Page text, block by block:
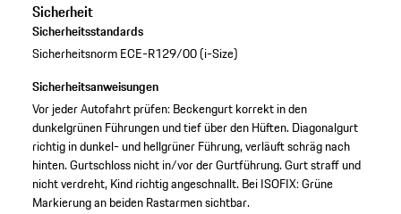
Sicherheit
Sicherheitsstandards
Sicherheitsnorm ECE-R129/00 (i-Size)
Sicherheitsanweisungen
Vor jeder Autofahrt prüfen: Beckengurt korrekt in den
dunkelgrünen Führungen und tief über den Hüften. Diagonalgurt
richtig in dunkel- und hellgrüner Führung, verläuft schräg nach
hinten. Gurtschloss nicht in/vor der Gurtführung. Gurt straff und
nicht verdreht, Kind richtig angeschnallt. Bei ISOFIX: Grüne
Markierung an beiden Rastarmen sichtbar.